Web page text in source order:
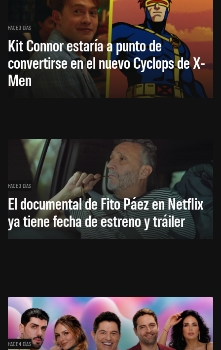
HACE 3 DÍAS
Kit Connor estaría a punto de
convertirse en el nuevo Cyclops de X-
Men
HACE 3 DÍAS
El documental de Fito Páez en Netflix
ya tiene fecha de estreno y tráiler
HACE 4 DÍAS